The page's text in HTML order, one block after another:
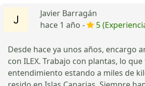
Javier Barragán
hace 1 año -
5
Desde hace ya unos años, encargo
con ILEX. Trabajo con plantas, lo
entendimiento estando a miles de